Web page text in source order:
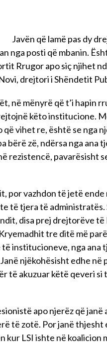
Javën që lamë pas dy
nga posti që mbanin.
Rrugor apo siç njihet
drejtori i Shëndetit
në mënyrë që t’i hapin
këto institucione.
vihet re, është se nga
bërë zë, ndërsa nga ana
rezistencë, pavarësisht
por vazhdon të jetë
të tjera të administratës.
disa prej drejtorëve të
tre ditë më
institucioneve, nga ana
njëkohësisht edhe në
të akuzuar këtë qeveri si
apo njerëz që janë
të zotë. Por janë thjesht
kur LSI ishte në koalicion